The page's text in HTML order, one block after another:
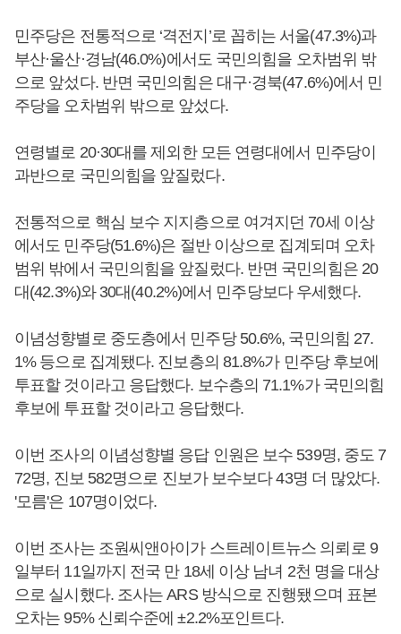
민주당은 전통적으로 ‘격전지’로 꼽히는 서울(47.3%)과
부산·울산·경남(46.0%)에서도 국민의힘을 오차범위 밖
으로 앞섰다. 반면 국민의힘은 대구·경북(47.6%)에서 민
주당을 오차범위 밖으로 앞섰다.
연령별로 20·30대를 제외한 모든 연령대에서 민주당이
과반으로 국민의힘을 앞질렀다.
전통적으로 핵심 보수 지지층으로 여겨지던 70세 이상
에서도 민주당(51.6%)은 절반 이상으로 집계되며 오차
범위 밖에서 국민의힘을 앞질렀다. 반면 국민의힘은 20
대(42.3%)와 30대(40.2%)에서 민주당보다 우세했다.
이념성향별로 중도층에서 민주당 50.6%, 국민의힘 27.
1% 등으로 집계됐다. 진보층의 81.8%가 민주당 후보에
투표할 것이라고 응답했다. 보수층의 71.1%가 국민의힘
후보에 투표할 것이라고 응답했다.
이번 조사의 이념성향별 응답 인원은 보수 539명, 중도 7
72명, 진보 582명으로 진보가 보수보다 43명 더 많았다.
'모름'은 107명이었다.
이번 조사는 조원씨앤아이가 스트레이트뉴스 의뢰로 9
일부터 11일까지 전국 만 18세 이상 남녀 2천 명을 대상
으로 실시했다. 조사는 ARS 방식으로 진행됐으며 표본
오차는 95% 신뢰수준에 ±2.2%포인트다.